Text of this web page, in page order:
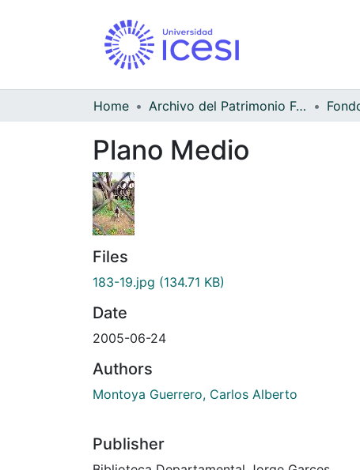
Home Archivo del Patrimonio Fotográfico y Fílmico del Valle del Cauca
Plano Medio
Files
183-19.jpg (134.71 KB)
Date
2005-06-24
Authors
Montoya Guerrero, Carlos Alberto
Publisher